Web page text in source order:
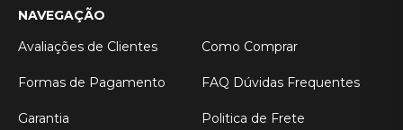
NAVEGAÇÃO
Avaliações de Clientes
Como Comprar
Formas de Pagamento FAQ Dúvidas Frequentes
Garantia Politica de Frete